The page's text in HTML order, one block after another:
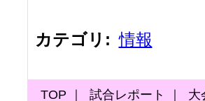
カテゴリ : 情報
TOP 試合レポート 大